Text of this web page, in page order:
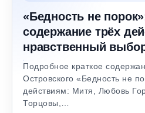
«Бедность не
содержание трёх
нравственный
Подробное краткое
Островского «Бедность не
действиям: Митя, Любовь
Торцовы,…